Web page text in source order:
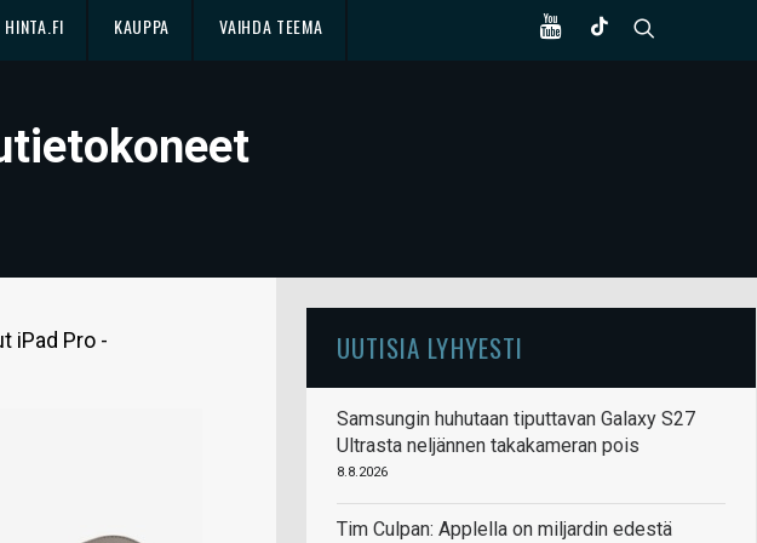
HINTA.FI KAUPPA VAIHDA TEEMA
iPad Pro -
UUTISIA LYHYESTI
Samsungin huhutaan tiputtavan Galaxy S27
Ultrasta neljännen takakameran pois
8.8.2026
Tim Culpan: Applella on miljardin edestä